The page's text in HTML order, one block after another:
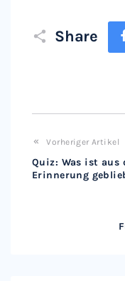
Share
Vorheriger Artikel
Quiz: Was ist aus
Erinnerung